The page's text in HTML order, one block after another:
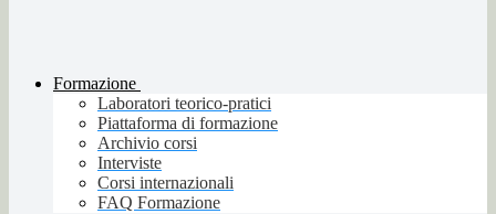
Formazione
Laboratori teorico-pratici
Piattaforma di formazione
Archivio corsi
Interviste
Corsi internazionali
FAQ Formazione